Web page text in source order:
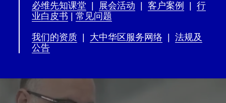
必维先知课堂 展会活动 |客户案例 |行
业白皮书 |常见问题
我们的资质 大中华区服务网络 |法规及
公告